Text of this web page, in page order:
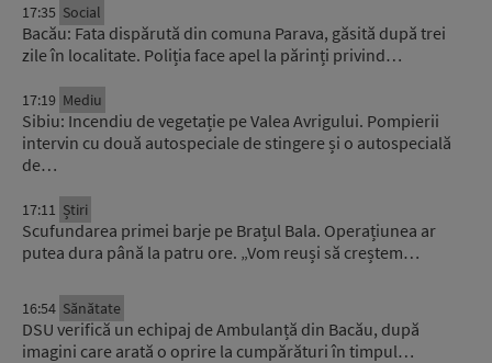
17:35 Social
Bacău: Fata dispărută din comuna Parava, găsită după trei
zile în localitate. Poliția face apel la părinți privind…
17:19 Mediu
Sibiu: Incendiu de vegetație pe Valea Avrigului. Pompierii
intervin cu două autospeciale de stingere și o autospecială
de…
17:11 Știri
Scufundarea primei barje pe Brațul Bala. Operațiunea ar
putea dura până la patru ore. „Vom reuși să creștem…
16:54 Sănătate
DSU verifică un echipaj de Ambulanță din Bacău, după
imagini care arată o oprire la cumpărături în timpul…